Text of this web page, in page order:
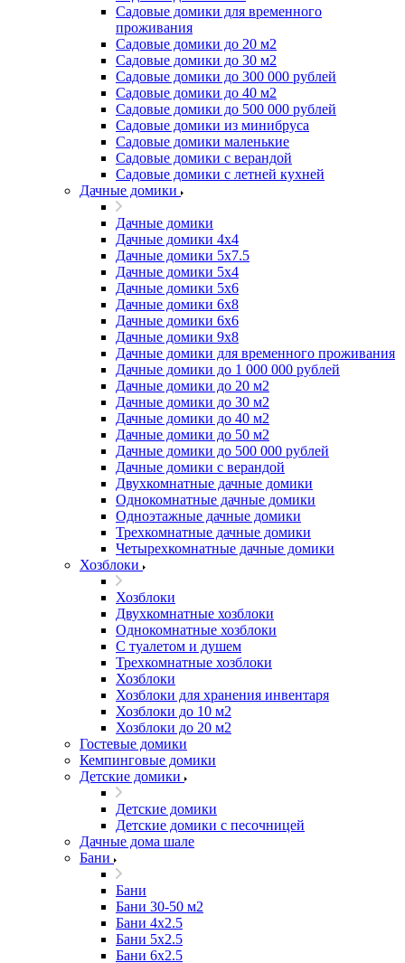
Садовые домики для временного
проживания
Садовые домики до 20 м2
Садовые домики до 30 м2
Садовые домики до 300 000 рублей
Садовые домики до 40 м2
Садовые домики до 500 000 рублей
Садовые домики из минибруса
Садовые домики маленькие
Садовые домики с верандой
Садовые домики с летней кухней
Дачные домики
Дачные домики
Дачные домики 4х4
Дачные домики 5x7.5
Дачные домики 5х4
Дачные домики 5х6
Дачные домики 6x8
Дачные домики 6х6
Дачные домики 9x8
Дачные домики для временного проживания
Дачные домики до 1 000 000 рублей
Дачные домики до 20 м2
Дачные домики до 30 м2
Дачные домики до 40 м2
Дачные домики до 50 м2
Дачные домики до 500 000 рублей
Дачные домики с верандой
Двухкомнатные дачные домики
Однокомнатные дачные домики
Одноэтажные дачные домики
Трехкомнатные дачные домики
Четырехкомнатные дачные домики
Хозблоки
Хозблоки
Двухкомнатные хозблоки
Однокомнатные хозблоки
С туалетом и душем
Трехкомнатные хозблоки
Хозблоки
Хозблоки для хранения инвентаря
Хозблоки до 10 м2
Хозблоки до 20 м2
Гостевые домики
Кемпинговые домики
Детские домики
Детские домики
Детские домики с песочницей
Дачные дома шале
Бани
Бани
Бани 30-50 м2
Бани 4x2.5
Бани 5x2.5
Бани 6x2.5